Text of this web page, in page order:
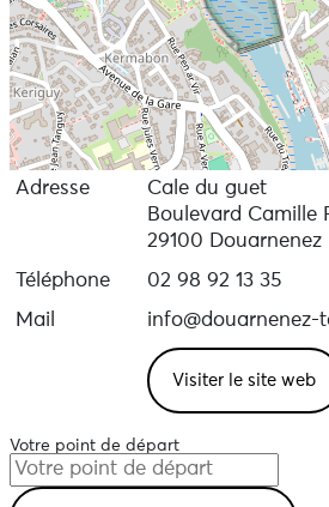
Adresse
Cale du guet
Boulevard Camille
29100 Douarnenez
Téléphone
02 98 92 13 35
Mail
info@douarnenez-
Visiter le site web
Votre point de départ